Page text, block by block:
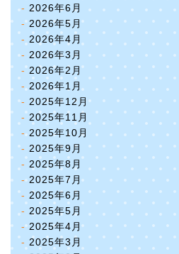
2026年6月
2026年5月
2026年4月
2026年3月
2026年2月
2026年1月
2025年12月
2025年11月
2025年10月
2025年9月
2025年8月
2025年7月
2025年6月
2025年5月
2025年4月
2025年3月